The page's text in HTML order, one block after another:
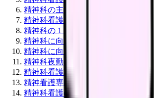
精神科の主な疾患
精神科看護の特殊性
精神科の 1 日(一般病棟)
精神科に向くタイプ
精神科に向かないタイプ
精神科夜勤の特徴
精神科看護認定看護師
精神看護専門看護師(CNS)
精神科看護のやりがい